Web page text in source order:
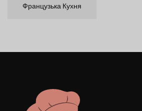
Французька Кухня